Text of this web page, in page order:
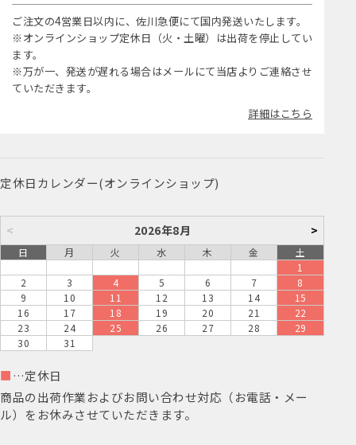
ご注文の4営業日以内に、佐川急便にて国内発送いたします。
※オンラインショップ定休日（火・土曜）は出荷を停止してい
ます。
※万が一、発送が遅れる場合はメールにて当店よりご連絡させ
ていただきます。
詳細はこちら
定休日カレンダー(オンラインショップ)
< 2026年8月 >
日 月 火 水 木 金
土
1
2
3 4 5 6 7
8
9
10 11 12 13 14
15
16
17 18 19 20 21
22
23
24 25 26 27 28
29
30
31
■ …定休日
商品の出荷作業およびお問い合わせ対応（お電話・メー
ル）をお休みさせていただきます。